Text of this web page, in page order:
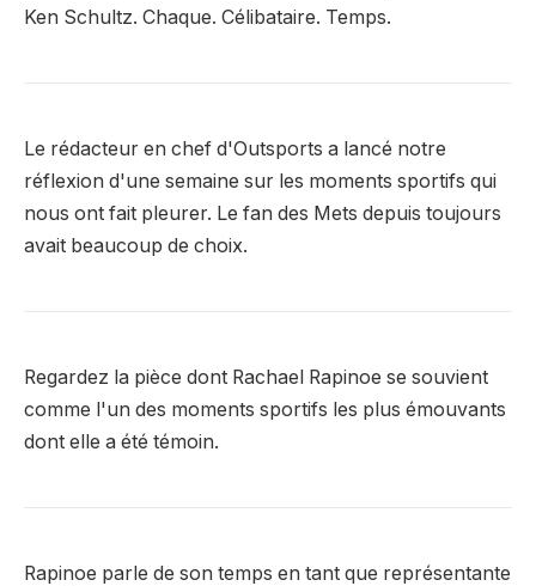
Ken Schultz. Chaque. Célibataire. Temps.
Le rédacteur en chef d'Outsports a lancé notre
réflexion d'une semaine sur les moments sportifs qui
nous ont fait pleurer. Le fan des Mets depuis toujours
avait beaucoup de choix.
Regardez la pièce dont Rachael Rapinoe se souvient
comme l'un des moments sportifs les plus émouvants
dont elle a été témoin.
Rapinoe parle de son temps en tant que représentante